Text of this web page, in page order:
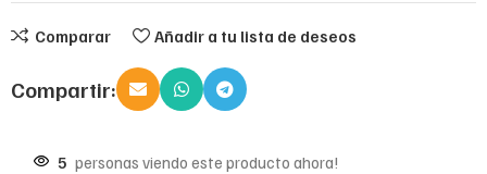
Comparar Añadir a tu lista de deseos
Compartir:
5 personas viendo este producto ahora!